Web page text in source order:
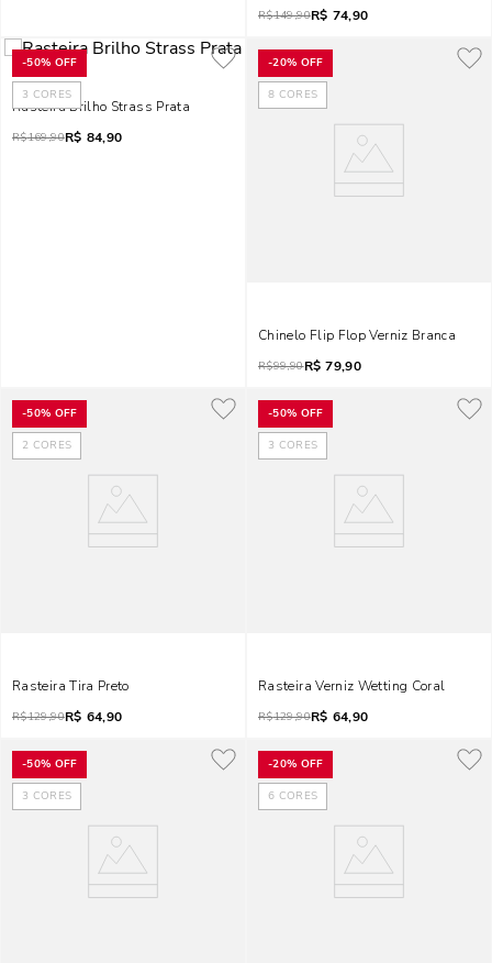
R$149,90R$ 74,90
-50% OFF
3 CORES
Rasteira Brilho Strass Prata
R$169,90R$ 84,90
-20% OFF
8 CORES
Chinelo Flip Flop Verniz Branca
R$99,90R$ 79,90
-50% OFF
2 CORES
Rasteira Tira Preto
R$129,90R$ 64,90
-50% OFF
3 CORES
Rasteira Verniz Wetting Coral
R$129,90R$ 64,90
-50% OFF
3 CORES
-20% OFF
6 CORES